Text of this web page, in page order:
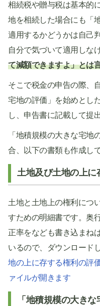
相続税や贈与税は基本的
地を相続した場合にも「
適用するかどうかは自己
自分で気づいて適用しな
て減額できますよ」とは
そこで税金の申告の際、
宅地の評価」を始めとし
し、申告書に記載して提
「地積規模の大きな宅地
合、以下の書類も作成し
土地及び土地の上に
土地と土地上の権利につ
すための明細書です。奥
正率をなども書き込まね
いるので、ダウンロード
地の上に存する権利の評
ァイルが開きます
「地積規模の大き